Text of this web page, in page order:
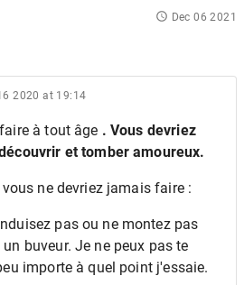
Dec 06 2021
2020 at 19:14
à tout âge . Vous devriez
et tomber amoureux.
ne devriez jamais faire :
pas ou ne montez pas
buveur. Je ne peux pas te
importe à quel point j'essaie.